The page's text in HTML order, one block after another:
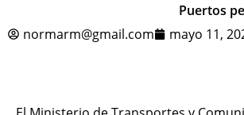
Puertos
normarm@gmail.com
mayo 11,